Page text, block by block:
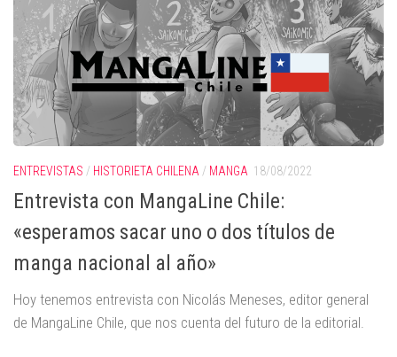
ENTREVISTAS / HISTORIETA CHILENA/ MANGA 18/08/2022
Entrevista con MangaLine Chile:
«esperamos sacar uno o dos títulos de
manga nacional al año»
Hoy tenemos entrevista con Nicolás Meneses, editor general
de MangaLine Chile, que nos cuenta del futuro de la editorial.